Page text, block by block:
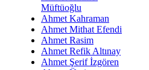
Müftüoğlu
Ahmet Kahraman
Ahmet Mithat Efendi
Ahmet Rasim
Ahmet Refik Altınay
Ahmet Şerif İzgören